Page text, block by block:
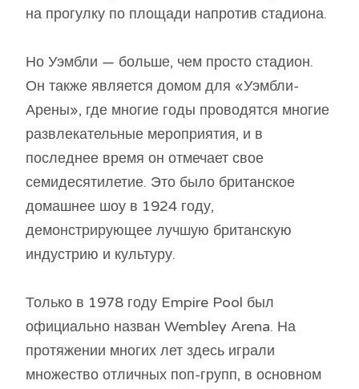
на прогулку по площади напротив стадиона.
Но Уэмбли — больше, чем просто стадион.
Он также является домом для «Уэмбли-
Арены», где многие годы проводятся многие
развлекательные мероприятия, и в
последнее время он отмечает свое
семидесятилетие. Это было британское
домашнее шоу в 1924 году,
демонстрирующее лучшую британскую
индустрию и культуру.
Только в 1978 году Empire Pool был
официально назван Wembley Arena. На
протяжении многих лет здесь играли
множество отличных поп-групп, в основном